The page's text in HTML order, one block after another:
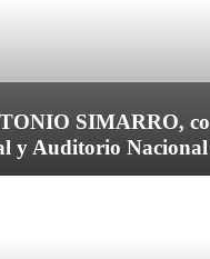
SIMARRO,
y Auditorio